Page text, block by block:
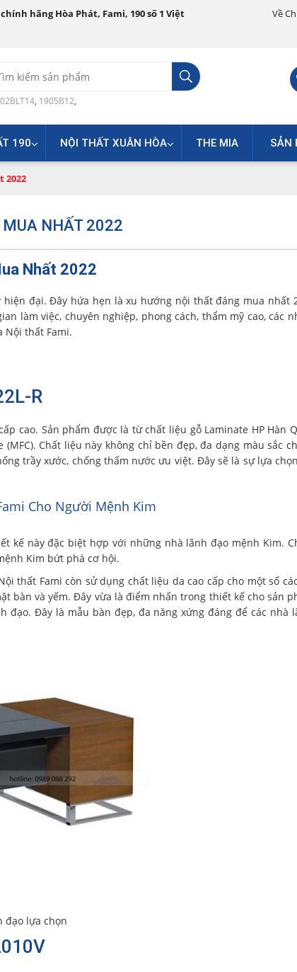
hãng Hòa Phát, Fami, 190 số 1 Việt
Về
, 1905B12,
190 NỘI THẤT XUÂN HÒA THE MIA SẢN
2022
MUA NHẤT 2022
Nhất 2022
hiện đại. Đây hứa hẹn là xu hướng nội thất đáng mua nhất
làm việc, chuyên nghiệp, phong cách, thẩm mỹ cao, các
Nội thất Fami.
R
cao. Sản phẩm được là từ chất liệu gỗ Laminate HP Hàn
Chất liệu này không chỉ bền đẹp, đa dạng màu sắc
trầy xước, chống thấm nước ưu việt. Đây sẽ là sự lựa
Cho Người Mệnh Kim
kế này đặc biệt hợp với những nhà lãnh đạo mệnh Kim.
Kim bứt phá cơ hội.
thất Fami còn sử dụng chất liệu da cao cấp cho một số
bàn và yếm. Đây vừa là điểm nhấn trong thiết kế cho sản
đạo. Đây là mẫu bàn đẹp, đa năng xứng đáng để các nhà
đạo lựa chọn